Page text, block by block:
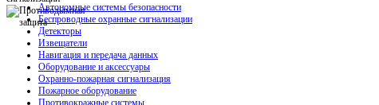
Автономные системы безопасности
Беспроводные охранные сигнализации
Детекторы
Извещатели
Навигация и передача данных
Оборудование и аксессуары
Охранно-пожарная сигнализация
Пожарное оборудование
Противокражные системы